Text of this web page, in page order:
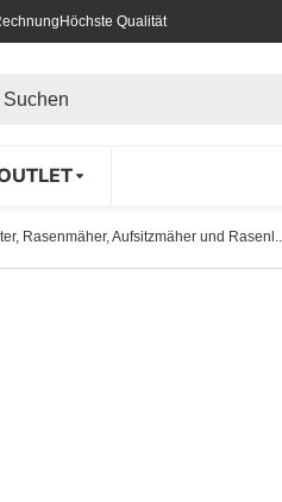
Höchste Qualität
Rasenmäher, Aufsitzmäher und